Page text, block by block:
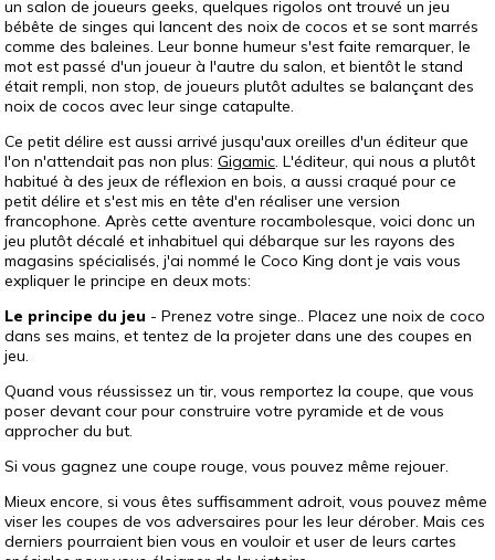
un salon de joueurs geeks, quelques rigolos ont trouvé un jeu
bébête de singes qui lancent des noix de cocos et se sont marrés
comme des baleines. Leur bonne humeur s'est faite remarquer, le
mot est passé d'un joueur à l'autre du salon, et bientôt le stand
était rempli, non stop, de joueurs plutôt adultes se balançant des
noix de cocos avec leur singe catapulte.
Ce petit délire est aussi arrivé jusqu'aux oreilles d'un éditeur que
l'on n'attendait pas non plus: Gigamic. L'éditeur, qui nous a plutôt
habitué à des jeux de réflexion en bois, a aussi craqué pour ce
petit délire et s'est mis en tête d'en réaliser une version
francophone. Après cette aventure rocambolesque, voici donc un
jeu plutôt décalé et inhabituel qui débarque sur les rayons des
magasins spécialisés, j'ai nommé le Coco King dont je vais vous
expliquer le principe en deux mots:
Le principe du jeu - Prenez votre singe.. Placez une noix de coco
dans ses mains, et tentez de la projeter dans une des coupes en
jeu.
Quand vous réussissez un tir, vous remportez la coupe, que vous
poser devant cour pour construire votre pyramide et de vous
approcher du but.
Si vous gagnez une coupe rouge, vous pouvez même rejouer.
Mieux encore, si vous êtes suffisamment adroit, vous pouvez même
viser les coupes de vos adversaires pour les leur dérober. Mais ces
derniers pourraient bien vous en vouloir et user de leurs cartes